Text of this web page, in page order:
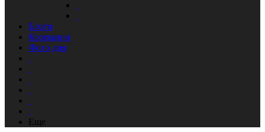
Блоги
Компании
Фото дня
Еще